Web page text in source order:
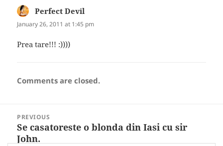
Perfect Devil
January 26, 2011 at 1:45 pm
Prea tare!!! :))))
Comments are closed.
navigation
PREVIOUS
Previous
post:
Se casatoreste o blonda din Iasi cu sir
John.